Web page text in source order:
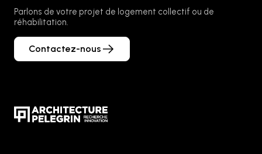
Parlons de votre projet de logement collectif ou de
réhabilitation.
Contactez-nous